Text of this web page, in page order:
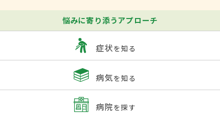
悩みに寄り添うアプローチ
症状を知る
病気を知る
病院を探す